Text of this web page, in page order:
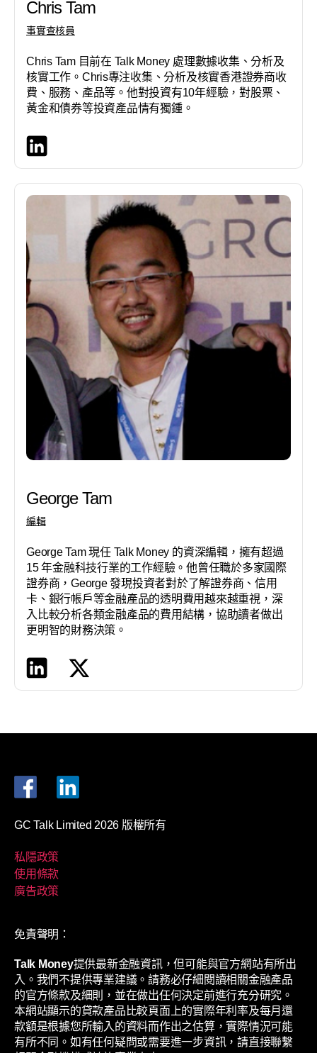
Chris Tam
事實查核員
Chris Tam 目前在 Talk Money 處理數據收集、分析及
核實工作。Chris專注收集、分析及核實香港證券商收
費、服務、產品等。他對投資有10年經驗，對股票、
黃金和債券等投資產品情有獨鍾。
George Tam
編輯
George Tam 現任 Talk Money 的資深編輯，擁有超過
15 年金融科技行業的工作經驗。他曾任職於多家國際
證券商，George 發現投資者對於了解證券商、信用
卡、銀行帳戶等金融產品的透明費用越來越重視，深
入比較分析各類金融產品的費用結構，協助讀者做出
更明智的財務決策。
GC Talk Limited 2026 版權所有
私隱政策
使用條款
廣告政策
免責聲明：
Talk Money提供最新金融資訊，但可能與官方網站有所出
入。我們不提供專業建議。請務必仔細閱讀相關金融產品
的官方條款及細則，並在做出任何決定前進行充分研究。
本網站顯示的貸款產品比較頁面上的實際年利率及每月還
款額是根據您所輸入的資料而作出之估算，實際情況可能
有所不同。如有任何疑問或需要進一步資訊，請直接聯繫